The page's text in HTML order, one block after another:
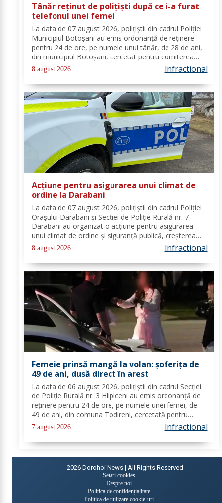
Tânăr reținut de polițiști după ce i-a furat
telefonul unei femei
La data de 07 august 2026, polițiștii din cadrul Poliției
Municipiul Botoșani au emis ordonanță de reținere
pentru 24 de ore, pe numele unui tânăr, de 28 de ani,
din municipiul Botoșani, cercetat pentru comiterea
infracțiunii de furt. În urma probatoriului administrat,
s-a stabilit faptul că, în...
8 august 2026 Infractional
Acțiune pentru asigurarea unui climat de
ordine la Darabani
La data de 07 august 2026, polițiștii din cadrul Poliției
Orașului Darabani și Secției de Poliție Rurală nr. 7
Darabani au organizat o acțiune pentru asigurarea
unui climat de ordine și siguranță publică, creșterea
gradului de siguranță rutieră și combaterea faptelor
antisociale, în localitatea...
8 august 2026 Infractional
Femeie prinsă mangă la volan: șoferița de
49 de ani, dusă direct în arest
La data de 06 august 2026, polițiștii din cadrul Secției
de Poliție Rurală nr. 3 Hlipiceni au emis ordonanță de
reținere pentru 24 de ore, pe numele unei femei, de
49 de ani, din comuna Todireni, cercetată pentru
comiterea infracțiunii de conducerea unui vehicul sub
influența alcoolului. În urma...
7 august 2026 Infractional
2026 Dorohoi News | All Rights Reserved
Setari cookies
Despre noi
Politica de confidențialitate
Politica de utilizare cookie-uri